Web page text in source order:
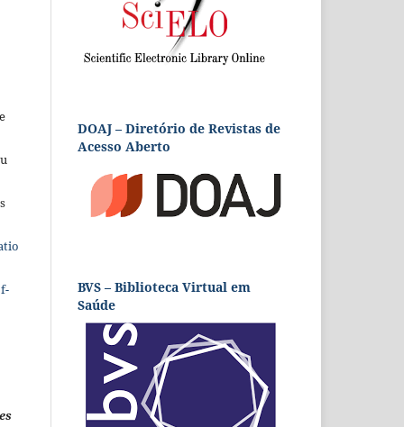
DOAJ – Diretório de Revistas de
Acesso Aberto
BVS – Biblioteca Virtual em
Saúde